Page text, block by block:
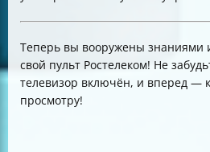
Теперь вы вооружены знаниями
свой пульт Ростелеком! Не
телевизор включён, и вперед —
просмотру!